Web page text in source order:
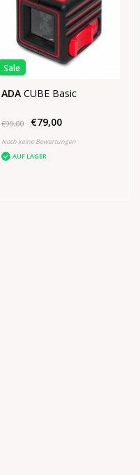
Sale
ADA CUBE Basic
€99,00 €79,00
Noch keine Bewertungen
AUF LAGER